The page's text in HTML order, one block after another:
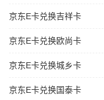
京东E卡兑换吉祥卡
京东E卡兑换欧尚卡
京东E卡兑换城乡卡
京东E卡兑换国泰卡